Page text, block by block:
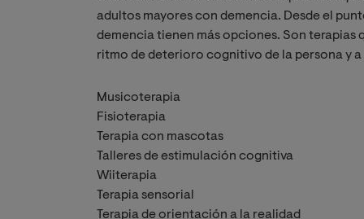
adultos mayores con demencia. Desde el
demencia tienen más opciones. Son terapias
ritmo de deterioro cognitivo de la persona y
Musicoterapia
Fisioterapia
Terapia con mascotas
Talleres de estimulación cognitiva
Wiiterapia
Terapia sensorial
Terapia de orientación a la realidad